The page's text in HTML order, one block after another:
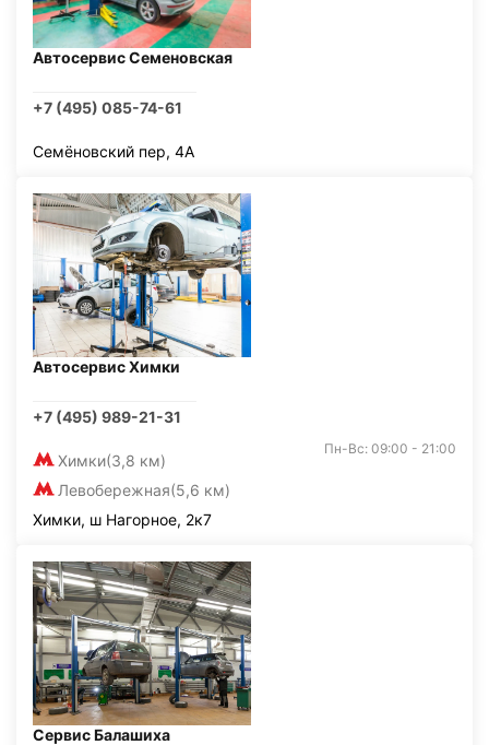
Автосервис Семеновская
+7 (495) 085-74-61
Семёновский пер, 4А
Автосервис Химки
+7 (495) 989-21-31
Химки(3,8 км)
Левобережная(5,6 км)
Пн-Вс: 09:00 - 21:00
Химки, ш Нагорное, 2к7
Сервис Балашиха